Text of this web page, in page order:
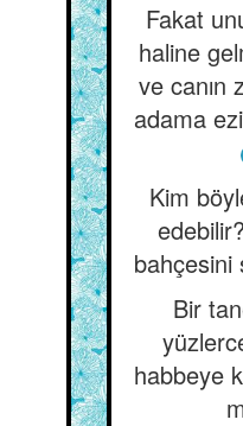
Fakat
haline
ve canın
adama
Kim
bahçesini
Bir
habbeye